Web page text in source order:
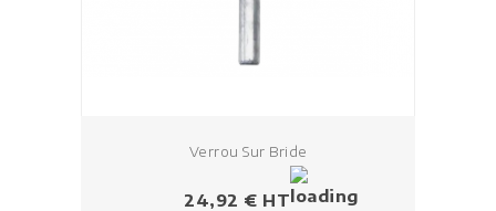
Verrou Sur Bride
24,92 € HT